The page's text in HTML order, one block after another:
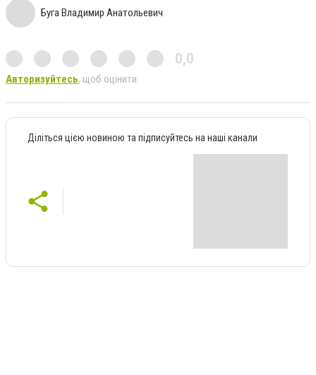
Буга Владимир Анатольевич
0,0
Авторизуйтесь, щоб оцінити
Діліться цією новиною та підписуйтесь на наші канали